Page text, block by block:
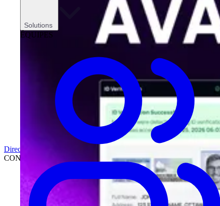
Solutions
ÉQUIPES
Direction
CONCESSIONNAIRES